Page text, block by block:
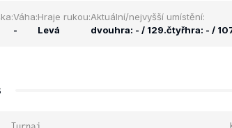
Váha:
-
Hraje rukou:
Levá
Aktuální/nejvyšší umístění:
dvouhra: - / 129.čtyřhra: - /